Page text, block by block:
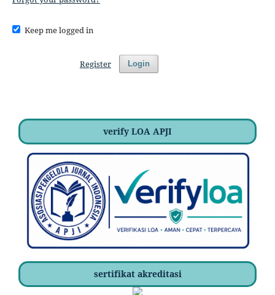
Keep me logged in
Login
Register
verify LOA APJI
sertifikat akreditasi